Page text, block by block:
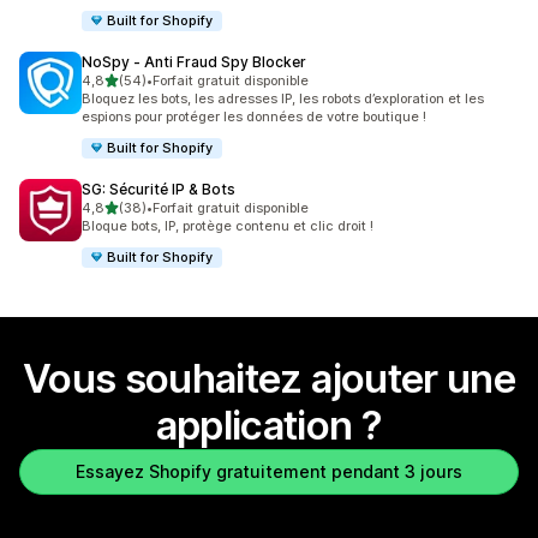
Built for Shopify
NoSpy ‑ Anti Fraud Spy Blocker
4,8étoile(s) sur 5
(54)
54 avis au total
•Forfait gratuit disponible
Bloquez les bots, les adresses IP, les robots d’exploration et les
espions pour protéger les données de votre boutique !
Built for Shopify
SG: Sécurité IP & Bots
4,8étoile(s) sur 5
(38)
38 avis au total
•Forfait gratuit disponible
Bloque bots, IP, protège contenu et clic droit !
Built for Shopify
Vous souhaitez ajouter une
application ?
Essayez Shopify gratuitement pendant 3 jours